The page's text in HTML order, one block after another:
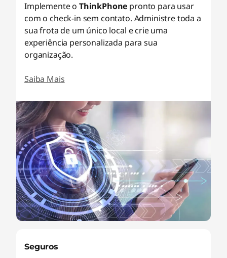
Implemente o ThinkPhone pronto para usar
com o check-in sem contato. Administre toda a
sua frota de um único local e crie uma
experiência personalizada para sua
organização.
Saiba Mais
Seguros